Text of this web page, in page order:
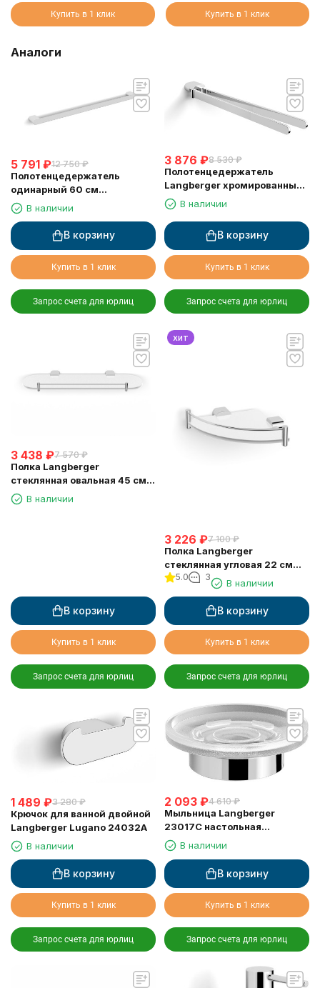
Купить в 1 клик Купить в 1 клик
Аналоги
5 791 ₽12 750 ₽
Полотенцедержатель
одинарный 60 см
LANGBERGER D24001B
В наличии
В корзину
Купить в 1 клик
Запрос счета для юрлиц
3 876 ₽8 530 ₽
Полотенцедержатель
Langberger хромированный
к стене поворотный двойной
24008A
В наличии
В корзину
Купить в 1 клик
Запрос счета для юрлиц
3 438 ₽7 570 ₽
Полка Langberger
стеклянная овальная 45 см
24051GВ наличии
В корзину
Купить в 1 клик
Запрос счета для юрлиц
хит
3 226 ₽7 100 ₽
Полка Langberger
стеклянная угловая 22 см
24051D
5.0 3
В наличии
В корзину
Купить в 1 клик
Запрос счета для юрлиц
1 489 ₽3 280 ₽
Крючок для ванной двойной
Langberger Lugano 24032A
В наличии
В корзину
Купить в 1 клик
Запрос счета для юрлиц
2 093 ₽4 610 ₽
Мыльница Langberger
23017C настольная
стеклянная матовая круглая
В наличии
В корзину
Купить в 1 клик
Запрос счета для юрлиц